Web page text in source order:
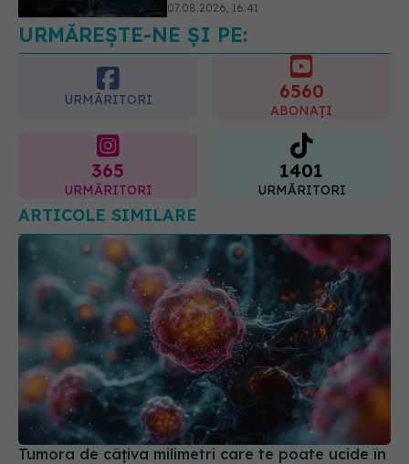
07.08.2026, 21:29
URMĂREȘTE-NE ȘI PE:
URMĂRITORI 6560
ABONAȚI
365
URMĂRITORI
1401
URMĂRITORI
ARTICOLE SIMILARE
Tumora de câțiva milimetri care te poate ucide în